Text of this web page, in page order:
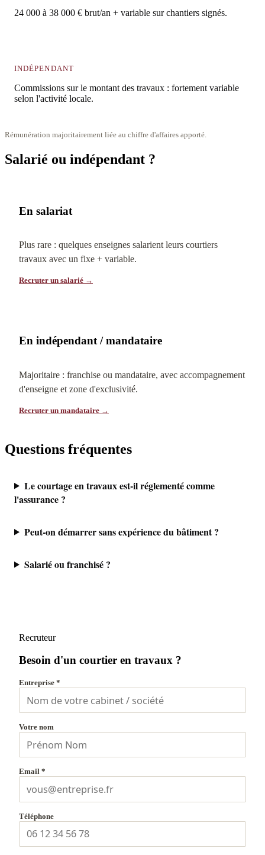
24 000 à 38 000 € brut/an + variable sur chantiers signés.
INDÉPENDANT
Commissions sur le montant des travaux : fortement variable
selon l'activité locale.
Rémunération majoritairement liée au chiffre d'affaires apporté.
Salarié ou indépendant ?
En salariat
Plus rare : quelques enseignes salarient leurs courtiers
travaux avec un fixe + variable.
Recruter un salarié →
En indépendant / mandataire
Majoritaire : franchise ou mandataire, avec accompagnement
d'enseigne et zone d'exclusivité.
Recruter un mandataire →
Questions fréquentes
Le courtage en travaux est-il réglementé comme
l'assurance ?
Peut-on démarrer sans expérience du bâtiment ?
Salarié ou franchisé ?
Recruteur
Besoin d'un courtier en travaux ?
Entreprise *
Votre nom
Email *
Téléphone